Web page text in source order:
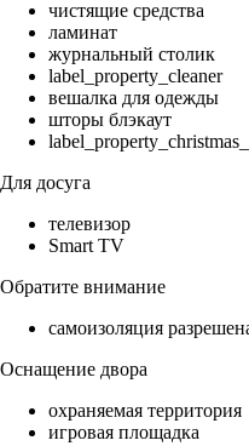
чистящие средства
ламинат
журнальный столик
label_property_cleaner
вешалка для одежды
шторы блэкаут
Для досуга
телевизор
Smart TV
Обратите внимание
самоизоляция
Оснащение двора
охраняемая территория
игровая площадка